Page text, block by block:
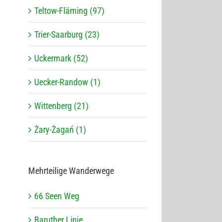
Teltow-Fläming (97)
Trier-Saarburg (23)
Uckermark (52)
Uecker-Randow (1)
Wittenberg (21)
Żary-Żagań (1)
Mehr­tei­lige Wanderwege
66 Seen Weg
Baru­ther Linie